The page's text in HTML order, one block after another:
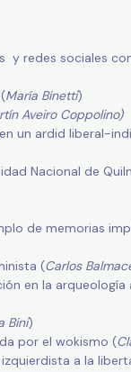
y redes sociales
María Binetti)
Aveiro Coppolino)
un ardid liberal-
Nacional de
de memorias
(Carlos
en la arqueología
Bini)
por el wokismo (
a la